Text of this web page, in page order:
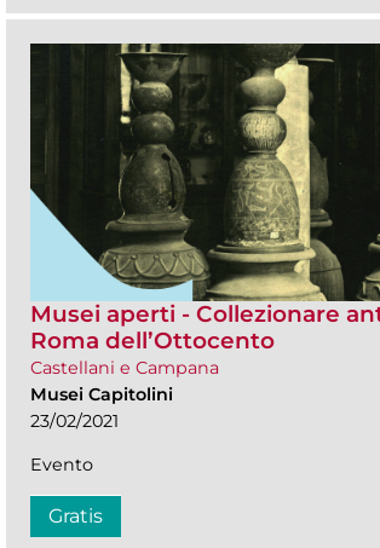
Musei aperti - Collezionare
Roma dell’Ottocento
Castellani e Campana
Musei Capitolini
23/02/2021
Evento
Gratis